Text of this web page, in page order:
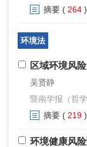
摘要 ( 264 )
环境法
区域环境风
吴贤静
暨南学报（哲
摘要 ( 219 )
环境健康风